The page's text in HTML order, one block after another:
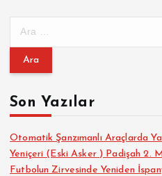
m
:Son Yazılar
Otomatik Şanzımanlı Araçlarda
Yeniçeri (Eski Asker ) Padişah 2.
Futbolun Zirvesinde Yeniden